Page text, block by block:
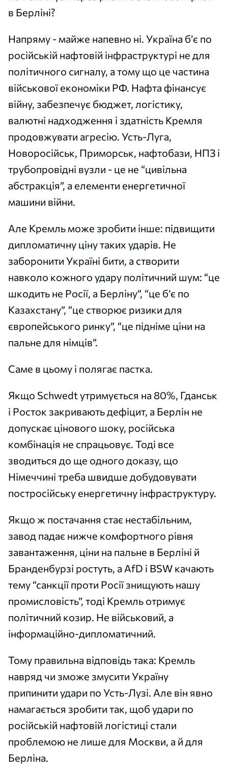
в Берліні?
Напряму - майже напевно ні. Україна б’є по
російській нафтовій інфраструктурі не для
політичного сигналу, а тому що це частина
військової економіки РФ. Нафта фінансує
війну, забезпечує бюджет, логістику,
валютні надходження і здатність Кремля
продовжувати агресію. Усть-Луга,
Новоросійськ, Приморськ, нафтобази, НПЗ і
трубопровідні вузли - це не “цивільна
абстракція”, а елементи енергетичної
машини війни.
Але Кремль може зробити інше: підвищити
дипломатичну ціну таких ударів. Не
заборонити Україні бити, а створити
навколо кожного удару політичний шум: “це
шкодить не Росії, а Берліну”, “це б’є по
Казахстану”, “це створює ризики для
європейського ринку”, “це підніме ціни на
пальне для німців”.
Саме в цьому і полягає пастка.
Якщо Schwedt утримується на 80%, Гданськ
і Росток закривають дефіцит, а Берлін не
допускає цінового шоку, російська
комбінація не спрацьовує. Тоді все
зводиться до ще одного доказу, що
Німеччині треба швидше добудовувати
постросійську енергетичну інфраструктуру.
Якщо ж постачання стає нестабільним,
завод падає нижче комфортного рівня
завантаження, ціни на пальне в Берліні й
Бранденбурзі ростуть, а AfD і BSW качають
тему “санкції проти Росії знищують нашу
промисловість”, тоді Кремль отримує
політичний козир. Не військовий, а
інформаційно-дипломатичний.
Тому правильна відповідь така: Кремль
навряд чи зможе змусити Україну
припинити удари по Усть-Лузі. Але він явно
намагається зробити так, щоб удари по
російській нафтовій логістиці стали
проблемою не лише для Москви, а й для
Берліна.